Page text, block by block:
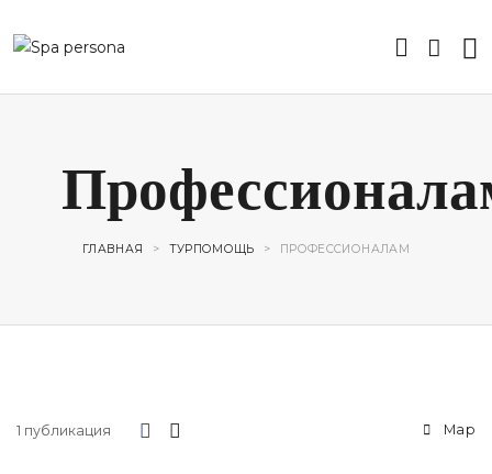
ГЛАВНАЯ > ТУРПОМОЩЬ > ПРОФЕССИОНАЛАМ
1 публикация Map